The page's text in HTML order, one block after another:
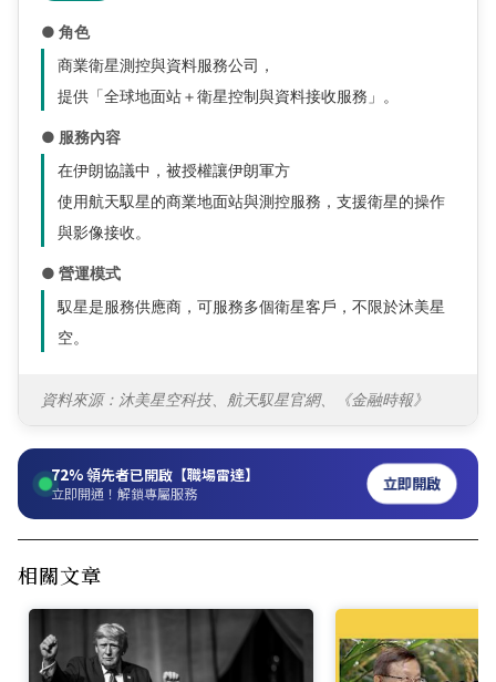
● 角色
商業衛星測控與資料服務公司，
提供「全球地面站＋衛星控制與資料接收服務」。
● 服務內容
在伊朗協議中，被授權讓伊朗軍方
使用航天馭星的商業地面站與測控服務，支援衛星的操作
與影像接收。
● 營運模式
馭星是服務供應商，可服務多個衛星客戶，不限於沐美星
空。
資料來源：沐美星空科技、航天馭星官網、《金融時報》
72%領先者已開啟【職場雷達】
立即開通！解鎖專屬服務 立即開啟
相關文章